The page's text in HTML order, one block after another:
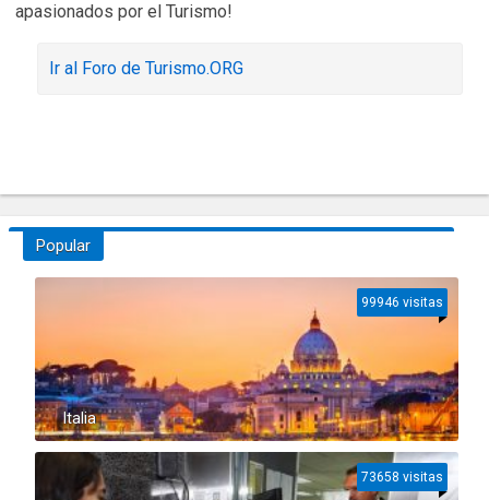
apasionados por el Turismo!
Ir al Foro de Turismo.ORG
Popular
Italia
99946 visitas
73658 visitas